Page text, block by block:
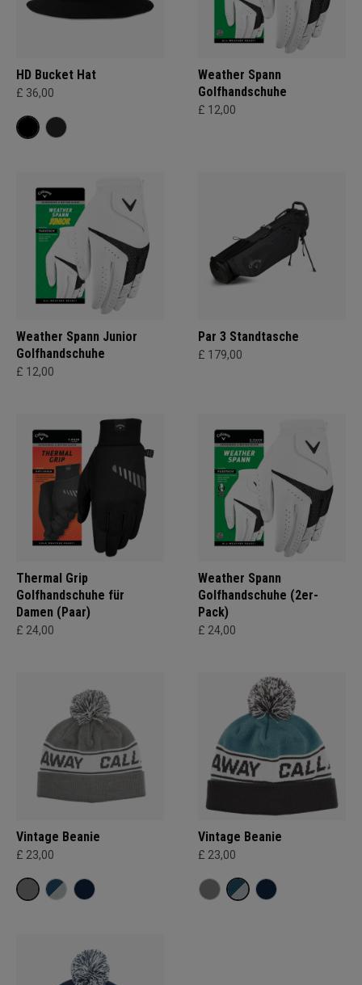
HD Bucket Hat
£ 36,00
Weather Spann
Golfhandschuhe
£ 12,00
Weather Spann Junior
Golfhandschuhe
£ 12,00
Par 3 Standtasche
£ 179,00
Thermal Grip
Golfhandschuhe für
Damen (Paar)
£ 24,00
Weather Spann
Golfhandschuhe (2er-
Pack)
£ 24,00
Vintage Beanie
£ 23,00
Vintage Beanie
£ 23,00